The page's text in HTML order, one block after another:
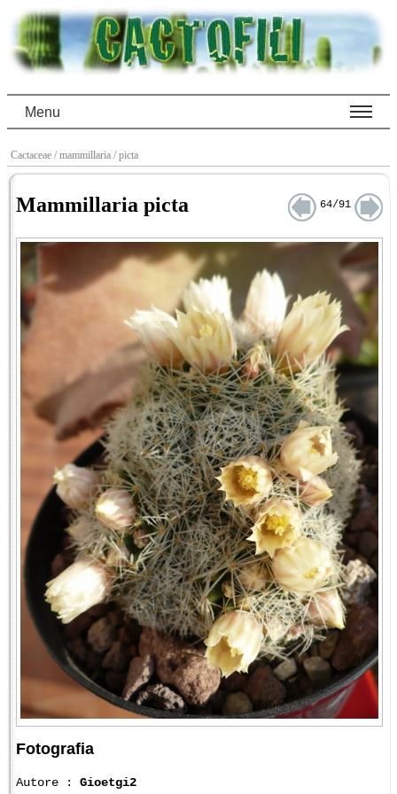
Menu
Cactaceae / mammillaria / picta
Mammillaria picta 64/91
Fotografia
Autore : Gioetgi2